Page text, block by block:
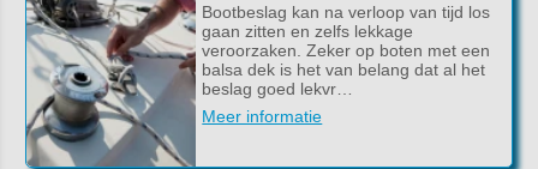
Bootbeslag kan na verloop van tijd los
gaan zitten en zelfs lekkage
veroorzaken. Zeker op boten met een
balsa dek is het van belang dat al het
beslag goed lekvr…
Meer informatie